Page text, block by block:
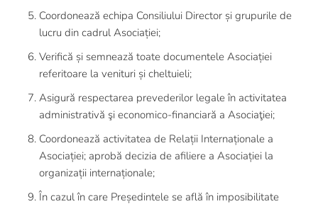
Coordonează echipa Consiliului Director și grupurile de
lucru din cadrul Asociației;
Verifică și semnează toate documentele Asociației
referitoare la venituri și cheltuieli;
Asigură respectarea prevederilor legale în activitatea
administrativă şi economico-financiară a Asociaţiei;
Coordonează activitatea de Relații Internaționale a
Asociației; aprobă decizia de afiliere a Asociației la
organizații internaționale;
În cazul în care Președintele se află în imposibilitate